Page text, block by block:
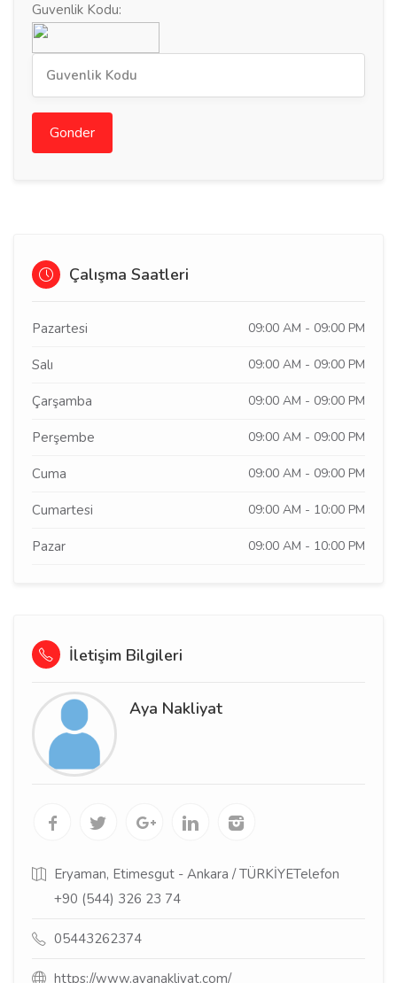
Guvenlik Kodu:
Gonder
Çalışma Saatleri
Pazartesi 09:00 AM - 09:00 PM
Salı 09:00 AM - 09:00 PM
Çarşamba 09:00 AM - 09:00 PM
Perşembe 09:00 AM - 09:00 PM
Cuma 09:00 AM - 09:00 PM
Cumartesi 09:00 AM - 10:00 PM
Pazar 09:00 AM - 10:00 PM
İletişim Bilgileri
Aya Nakliyat
Eryaman, Etimesgut - Ankara / TÜRKİYETelefon
+90 (544) 326 23 74
05443262374
https://www.ayanakliyat.com/